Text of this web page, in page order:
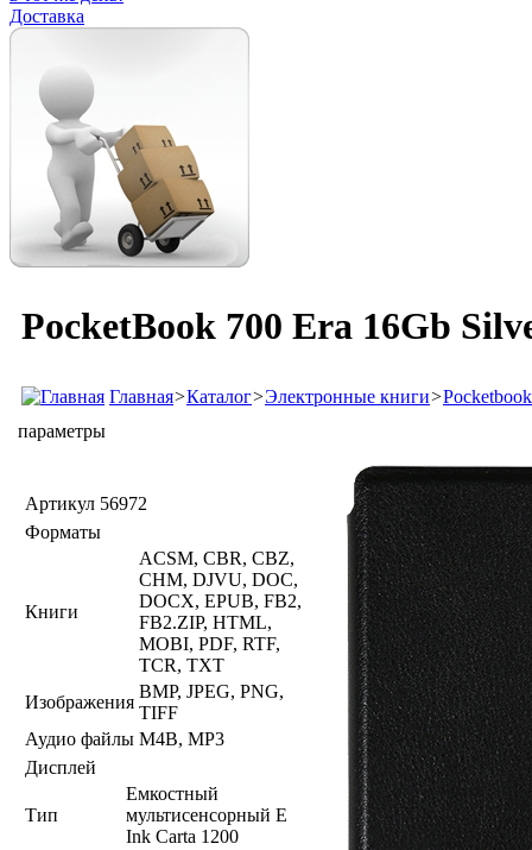
Доставка
PocketBook 700 Era 16Gb
Главная>Каталог>Электронные книги>Pocketbook
параметры
Артикул 56972
Форматы
Книги
ACSM, CBR, CBZ,
CHM, DJVU, DOC,
DOCX, EPUB, FB2,
FB2.ZIP, HTML,
MOBI, PDF, RTF,
TCR, TXT
Изображения
BMP, JPEG, PNG,
TIFF
Аудио файлы M4B, MP3
Дисплей
Тип
Емкостный
мультисенсорный E
Ink Carta 1200